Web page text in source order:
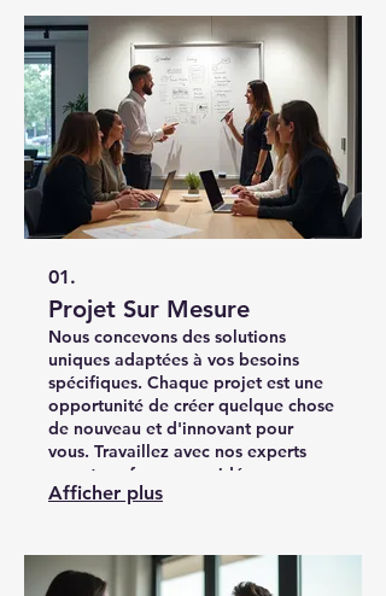
01.
Projet Sur Mesure
Nous concevons des solutions
uniques adaptées à vos besoins
spécifiques. Chaque projet est une
opportunité de créer quelque chose
de nouveau et d'innovant pour
vous. Travaillez avec nos experts
pour transformer vos idées en
réalité tangible. Obtenez un résultat
Afficher plus